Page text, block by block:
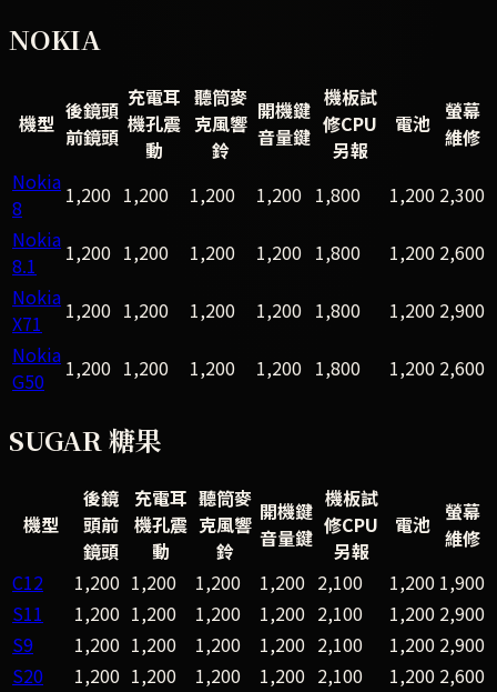
NOKIA
機型 後鏡頭
前鏡頭
充電耳
機孔震
動
聽筒麥
克風響
鈴
開機鍵
音量鍵
機板試
修CPU
另報
電池 螢幕
維修
Nokia
8
1,200 1,200 1,200 1,200 1,800 1,200 2,300
Nokia
8.1
1,200 1,200 1,200 1,200 1,800 1,200 2,600
Nokia
X71
1,200 1,200 1,200 1,200 1,800 1,200 2,900
Nokia
G50
1,200 1,200 1,200 1,200 1,800 1,200 2,600
SUGAR 糖果
機型
後鏡
頭前
鏡頭
充電耳
機孔震
動
聽筒麥
克風響
鈴
開機鍵
音量鍵
機板試
修CPU
另報
電池 螢幕
維修
C12
1,200 1,200 1,200 1,200 2,100 1,200 1,900
S11
1,200 1,200 1,200 1,200 2,100 1,200 2,900
S9
1,200 1,200 1,200 1,200 2,100 1,200 2,900
S20
1,200 1,200 1,200 1,200 2,100 1,200 2,600